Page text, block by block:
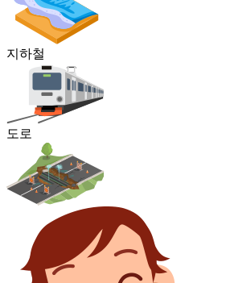
지하철
도로